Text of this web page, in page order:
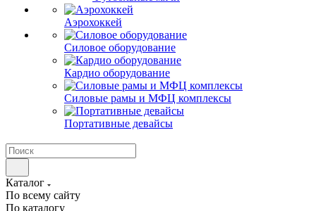
Аэрохоккей
Силовое оборудование
Кардио оборудование
Силовые рамы и МФЦ комплексы
Портативные девайсы
Каталог
По всему сайту
По каталогу